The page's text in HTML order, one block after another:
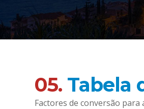
05. Tabela
Factores de conversão